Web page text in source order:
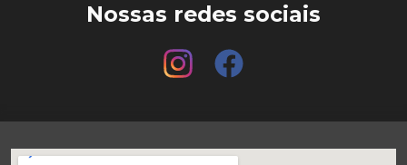
Nossas redes sociais